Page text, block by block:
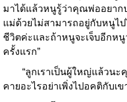
มาได้แล้วหนูรู้ว่าคุณพ่ออยา
แม่ด้วยไม่สามารถอยู่กับหนูไ
ชีวิตค่ะและถ้าหนูจะเจ็บอีกห
ครั้งแรก”
“ลูกเราเป็นผู้ใหญ่แล้วนะคุ
คายอะไรอย่าเพิ่งไปอคติกับเข